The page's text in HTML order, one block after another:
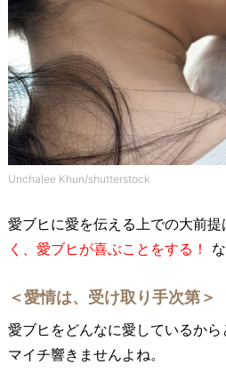
Unchalee Khun/shutterstock
愛ブヒに愛を伝える上での大前提
く、愛ブヒが喜ぶことをする！
＜愛情は、受け取り手次第＞
愛ブヒをどんなに愛しているか
マイチ響きませんよね。